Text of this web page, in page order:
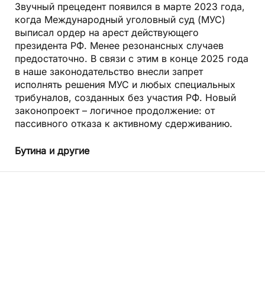
Звучный прецедент появился в марте 2023 года,
когда Международный уголовный суд (МУС)
выписал ордер на арест действующего
президента РФ. Менее резонансных случаев
предостаточно. В связи с этим в конце 2025 года
в наше законодательство внесли запрет
исполнять решения МУС и любых специальных
трибуналов, созданных без участия РФ. Новый
законопроект – логичное продолжение: от
пассивного отказа к активному сдерживанию.
Бутина и другие